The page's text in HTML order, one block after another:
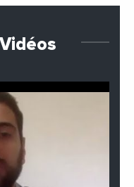
Vidéos